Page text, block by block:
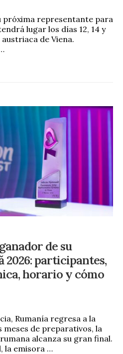
próxima representante para
lugar los días 12, 14 y
de Viena.
de su
2026: participantes,
horario y cómo
Rumanía regresa a la
de preparativos, la
alcanza su gran final.
la emisora …